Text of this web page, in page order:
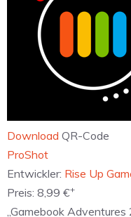
Download QR-Code
‎ProShot
Entwickler: Rise Up
Preis: 8,99 €+
„Gamebook